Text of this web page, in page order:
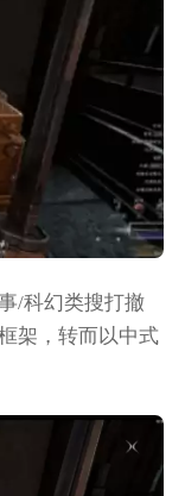
/科幻类搜打撤
架，转而以中式